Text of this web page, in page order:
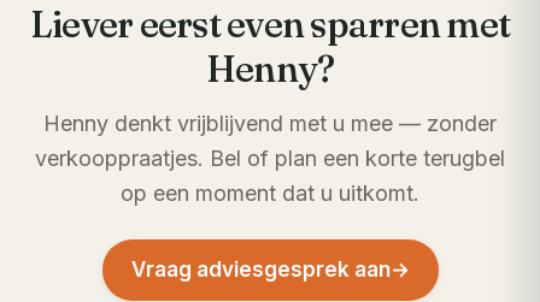
Liever eerst even sparren met
Henny?
Henny denkt vrijblijvend met u mee — zonder
verkooppraatjes. Bel of plan een korte terugbel
op een moment dat u uitkomt.
Vraag adviesgesprek aan→